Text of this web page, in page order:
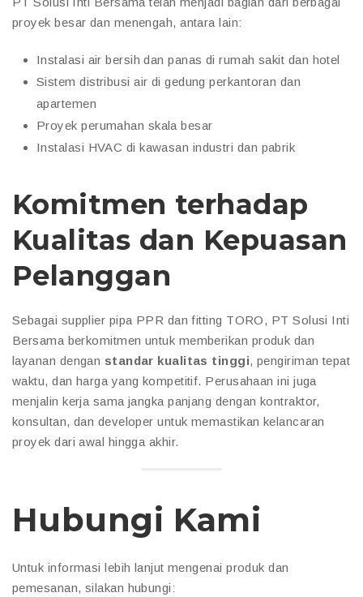
proyek besar dan menengah, antara lain:
Instalasi air bersih dan panas di rumah sakit dan hotel
Sistem distribusi air di gedung perkantoran dan
apartemen
Proyek perumahan skala besar
Instalasi HVAC di kawasan industri dan pabrik
Komitmen terhadap
Kualitas dan Kepuasan
Pelanggan
Sebagai supplier pipa PPR dan fitting TORO, PT Solusi Inti
Bersama berkomitmen untuk memberikan produk dan
layanan dengan standar kualitas tinggi, pengiriman tepat
waktu, dan harga yang kompetitif. Perusahaan ini juga
menjalin kerja sama jangka panjang dengan kontraktor,
konsultan, dan developer untuk memastikan kelancaran
proyek dari awal hingga akhir.
Hubungi Kami
Untuk informasi lebih lanjut mengenai produk dan
pemesanan, silakan hubungi: